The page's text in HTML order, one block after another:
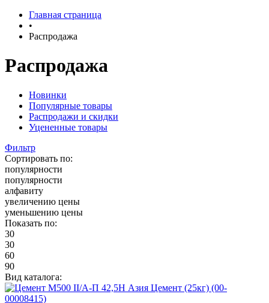
Главная страница
•
Распродажа
Распродажа
Новинки
Популярные товары
Распродажи и скидки
Уцененные товары
Фильтр
Сортировать по:
популярности
популярности
алфавиту
увеличению цены
уменьшению цены
Показать по:
30
30
60
90
Вид каталога: